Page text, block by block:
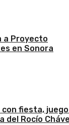
a Proyecto
en Sonora
con fiesta,
del Rocío